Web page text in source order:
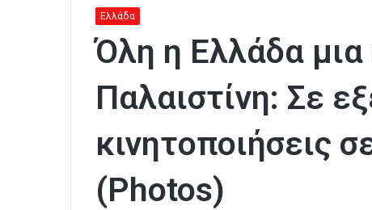
Ελλάδα
Όλη η Ελλάδα μια
Παλαιστίνη: Σε
κινητοποιήσεις
(Photos)